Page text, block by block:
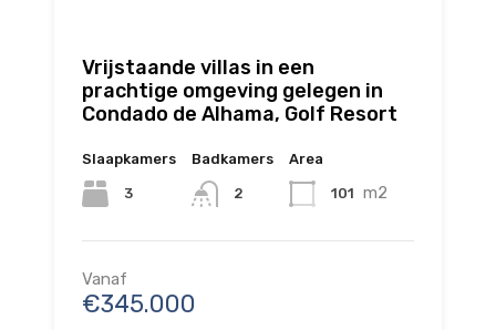
Vrijstaande villas in een
prachtige omgeving gelegen in
Condado de Alhama, Golf Resort
Slaapkamers
3
Badkamers
2
Area
101 m2
Vanaf
€345.000